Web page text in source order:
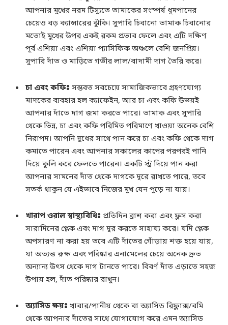
আপনার মুখের নরম টিস্যুতে তামাকের সংস্পর্ষ ধূমপানের
চেয়েও বড় ক্যান্সারের ঝুঁকি। সুপারি চিবানো তামাক চিবানোর
মতোই মুখের উপর একই রকম প্রভাব ফেলে এবং এটি দক্ষিণ
পূর্ব এশিয়া এবং এশিয়া প্যাসিফিক অঞ্চলে বেশি জনপ্রিয়।
সুপারি দাঁত ও মাড়িতে গভীর লাল/বাদামী দাগ তৈরি করে।
চা এবং কফিঃ সম্ভবত সবচেয়ে সামাজিকভাবে গ্রহণযোগ্য
মাদকের ব্যবহার হল ক্যাফেইন, আর চা এবং কফি উভয়ই
আপনার দাঁতে দাগ জমা করতে পারে। তামাক এবং সুপারি
থেকে ভিন্ন, চা এবং কফি পরিমিত পরিমাণে খাওয়া অনেক বেশি
নিরাপদ। আপনি দুধের সাথে পান করে চা এবং কফি থেকে দাগ
কমাতে পারেন এবং আপনার সকালের কাপের পরপরই পানি
দিয়ে কুলি করে ফেলতে পারেন। একটি স্ট্র দিয়ে পান করা
আপনার সামনের দাঁত থেকে দাগকে দূরে রাখতে পারে, তবে
সতর্ক থাকুন যে এইভাবে নিজের মুখ যেন পুড়ে না যায়।
খারাপ ওরাল স্বাস্থ্যবিধিঃ প্রতিদিন ব্রাশ করা এবং ফ্লস করা
সারাদিনের প্লেক এবং দাগ দূর করতে সাহায্য করে। যদি প্লেক
অপসারণ না করা হয় তবে এটি দাঁতের গোঁড়ায় শক্ত হয়ে যায়,
যা অত্যন্ত রুক্ষ এবং পরিষ্কার এনামেলের চেয়ে অনেক দ্রুত
অন্যান্য উৎস থেকে দাগ টানতে পারে। বিবর্ণ দাঁত এড়াতে সহজ
উপায় হল, দাঁত পরিষ্কার রাখুন।
অ্যাসিড ক্ষয়ঃ খাবার/পানীয় থেকে বা অ্যাসিড রিফ্লাক্স/বমি
থেকে আপনার দাঁতের সাথে যোগাযোগ করে এমন অ্যাসিড